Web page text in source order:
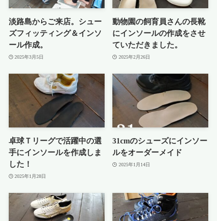
淡路島からご来店。シュー
ズフィッティング＆インソ
ール作成。
2025年3月5日
動物園の飼育員さんの長靴
にインソールの作成をさせ
ていただきました。
2025年2月26日
卓球Ｔリーグで活躍中の選
手にインソールを作成しま
した！
2025年1月28日
31cmのシューズにインソー
ルをオーダーメイド
2025年1月14日